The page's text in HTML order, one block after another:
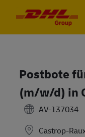
Postbote
(m/w/d) in
AV-137034
Castrop-